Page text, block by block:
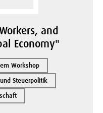
and
Economy"
Workshop
Steuerpolitik